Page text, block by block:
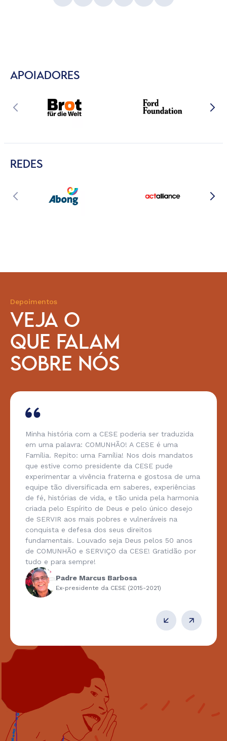
APOIADORES
REDES
Depoimentos
VEJA O
QUE FALAM
SOBRE NÓS
Minha história com a CESE poderia ser traduzida
em uma palavra: COMUNHÃO! A CESE é uma
Família. Repito: uma Família! Nos dois mandatos
que estive como presidente da CESE pude
experimentar a vivência fraterna e gostosa de uma
equipe tão diversificada em saberes, experiências
de fé, histórias de vida, e tão unida pela harmonia
criada pelo Espírito de Deus e pelo único desejo
de SERVIR aos mais pobres e vulneráveis na
conquista e defesa dos seus direitos
fundamentais. Louvado seja Deus pelos 50 anos
de COMUNHÃO e SERVIÇO da CESE! Gratidão por
tudo e para sempre!
Padre Marcus Barbosa
Ex-presidente da CESE (2015-2021)